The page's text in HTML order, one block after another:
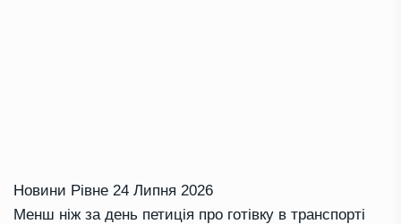
Новини Рівне 24 Липня 2026
Менш ніж за день петиція про готівку в транспорті